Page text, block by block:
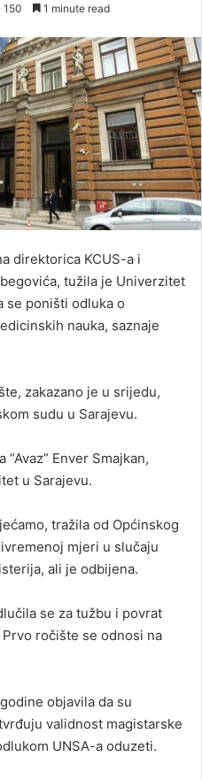
150 1 minute read
direktorica KCUS-a i
tužila je Univerzitet
se poništi odluka o
nauka, saznaje
zakazano je u srijedu,
sudu u Sarajevu.
Enver Smajkan,
u Sarajevu.
tražila od Općinskog
mjeri u slučaju
ali je odbijena.
se za tužbu i povrat
ročište se odnosi na
objavila da su
validnost magistarske
UNSA-a oduzeti.